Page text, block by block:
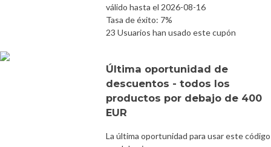
válido hasta el 2026-08-16
Tasa de éxito: 7%
23 Usuarios han usado este cupón
Última oportunidad de
descuentos - todos los
productos por debajo de 400
EUR
La última oportunidad para usar este código